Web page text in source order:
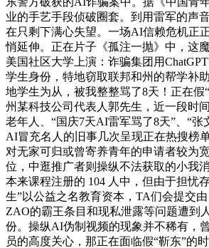
业的手艺手段侦破圈套。到用雷军的声
在只剩下满心失望。一场AI信赖危机正
悄延伸。正在片子《孤注一抛》中，这
美国社区大学上演：诈骗集团用
学生身份，特地窃取联邦和州的帮学补
地学生为从，被我整整骂了8天！正在假
州某科技公司代表人郭先生，近一段时
老年人、“国庆7天AI雷军骂了8天”、“张
AI冒充名人的旧事几次呈现正在热搜榜
对无家可归或曾寄养青年的申请者较为
位，中逛推广者则操纵不法获取的小我
本来课程注册的 104 人中，但由于担忧
生”以公益之名教育资本，TA们会提交由
ZAO的霸王条目和现私泄露等问题遭到
份。操纵AI伪制视频的现象并不稀有，
员的高度关心，那正在面临假“靳东”的